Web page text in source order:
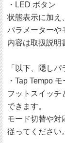
・LED ボタン
状態表示に加え
パラメーターや
内容は取扱説明
「以下、隠しパ
・Tap Tempo モ
フットスイッチ
できます。
モード切替や対
従ってください。